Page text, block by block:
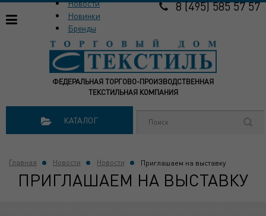
ФЕДЕРАЛЬНАЯ ТОРГОВО-ПРОИЗВОДСТВЕННАЯ
ТЕКСТИЛЬНАЯ КОМПАНИЯ
Новости
Новинки
Бренды
8 (495) 585 57 57
КАТАЛОГ
Главная Новости Новости Приглашаем на выставку
ПРИГЛАШАЕМ НА ВЫСТАВКУ